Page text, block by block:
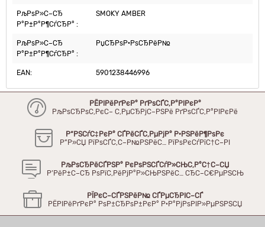
РљРѕР»С–СЂ
Р°Р±Р°Р¶СѓСЂР° :
SMOKY AMBER
РљРѕР»С–СЂ
Р°Р±Р°Р¶СѓСЂР° :
РџСЂРѕР·РѕСЂРёР№
EAN: 5901238446996
РЁРІРёРґРєР° РґРѕСЃС‚Р°РІРєР°
РљРѕСЂРѕС‚РєС– С‚РµСЂРјС–РЅРё РґРѕСЃС‚Р°РІРєРё
Р“РЅСѓС‡РєР° СЃРёСЃС‚РµРјР° Р·РЅРёР¶РѕРє
Р”Р»СЏ РїРѕСЃС‚С–Р№РЅРёС… РїРѕРєСѓРїС†С–РІ
РљРѕСЂРёСЃРЅР° РєРѕРЅСЃСѓР»СЊС‚Р°С†С–СЏ
Р’РёР±С–СЂ РѕРїС‚РёРјР°Р»СЊРЅРёС… СЂС–С€РµРЅСЊ
РЇРєС–СЃРЅРёР№ СЃРµСЂРІС–СЃ
РЁРІРёРґРєР° РѕР±СЂРѕР±РєР° Р·Р°РјРѕРІР»РµРЅРЅСЏ